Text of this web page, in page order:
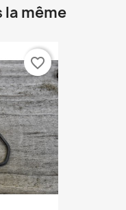
même
favorite_border